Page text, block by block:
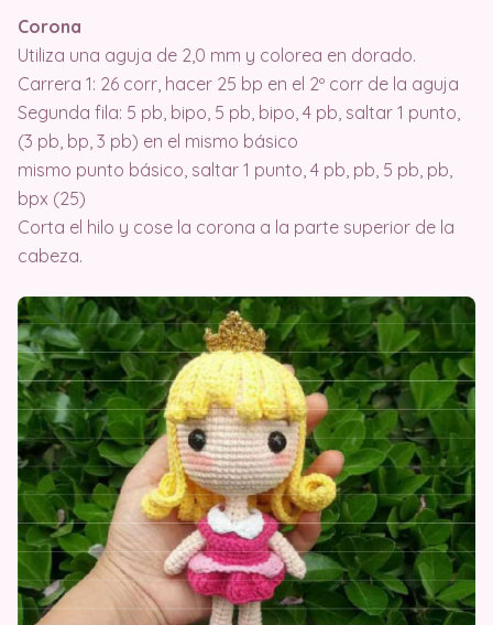
Corona
Utiliza una aguja de 2,0 mm y colorea en dorado.
Carrera 1: 26 corr, hacer 25 bp en el 2º corr de la aguja
Segunda fila: 5 pb, bipo, 5 pb, bipo, 4 pb, saltar 1 punto,
(3 pb, bp, 3 pb) en el mismo básico
mismo punto básico, saltar 1 punto, 4 pb, pb, 5 pb, pb,
bpx (25)
Corta el hilo y cose la corona a la parte superior de la
cabeza.